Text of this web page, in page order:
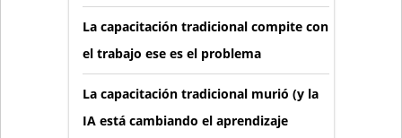
La capacitación tradicional compite con
el trabajo ese es el problema
La capacitación tradicional murió (y la
IA está cambiando el aprendizaje